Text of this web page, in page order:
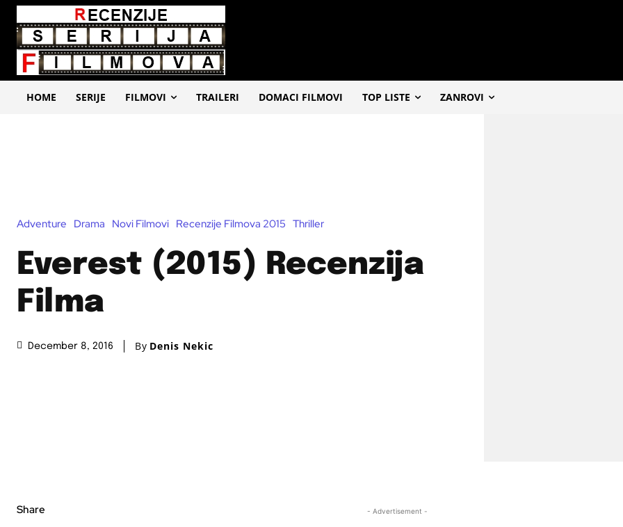
HOME SERIJE FILMOVI TRAILERI DOMACI FILMOVI TOP LISTE ZANROVI
Adventure Drama Novi Filmovi Recenzije Filmova 2015 Thriller
Everest (2015) Recenzija
Filma
December 8, 2016 By Denis Nekic
Share - Advertisement -